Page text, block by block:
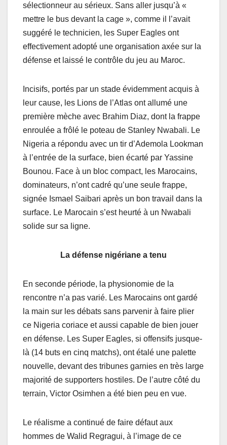
sélectionneur au sérieux. Sans aller jusqu’à «
mettre le bus devant la cage », comme il l’avait
suggéré le technicien, les Super Eagles ont
effectivement adopté une organisation axée sur la
défense et laissé le contrôle du jeu au Maroc.
Incisifs, portés par un stade évidemment acquis à
leur cause, les Lions de l’Atlas ont allumé une
première mèche avec Brahim Diaz, dont la frappe
enroulée a frôlé le poteau de Stanley Nwabali. Le
Nigeria a répondu avec un tir d’Ademola Lookman
à l’entrée de la surface, bien écarté par Yassine
Bounou. Face à un bloc compact, les Marocains,
dominateurs, n’ont cadré qu’une seule frappe,
signée Ismael Saibari après un bon travail dans la
surface. Le Marocain s’est heurté à un Nwabali
solide sur sa ligne.
La défense nigériane a tenu
En seconde période, la physionomie de la
rencontre n’a pas varié. Les Marocains ont gardé
la main sur les débats sans parvenir à faire plier
ce Nigeria coriace et aussi capable de bien jouer
en défense. Les Super Eagles, si offensifs jusque-
là (14 buts en cinq matchs), ont étalé une palette
nouvelle, devant des tribunes garnies en très large
majorité de supporters hostiles. De l’autre côté du
terrain, Victor Osimhen a été bien peu en vue.
Le réalisme a continué de faire défaut aux
hommes de Walid Regragui, à l’image de ce